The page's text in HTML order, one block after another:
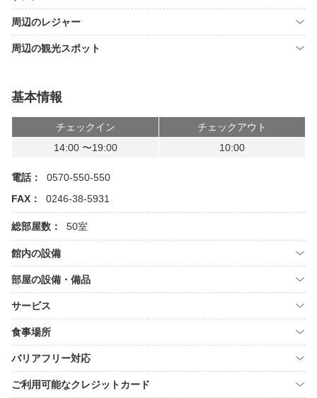
周辺のレジャー
周辺の観光スポット
基本情報
チェックイン
チェックアウト
14:00 〜19:00
10:00
電話：
0570-550-550
FAX：
0246-38-5931
総部屋数： 50室
館内の設備
部屋の設備・備品
サービス
食事場所
バリアフリー対応
ご利用可能なクレジットカード